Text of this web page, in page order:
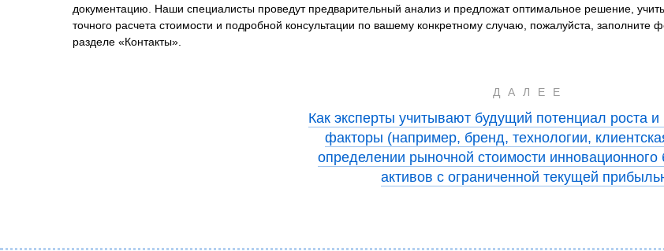
документацию. Наши специалисты проведут предварительный анализ и предложат оптимальное решение,
точного расчета стоимости и подробной консультации по вашему конкретному случаю, пожалуйста,
разделе «Контакты».
ДАЛЕЕ
Как эксперты учитывают будущий потенциал роста
факторы (например, бренд, технологии,
определении рыночной стоимости инновационного
активов с ограниченной текущей